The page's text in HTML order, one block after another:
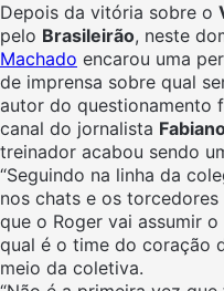
Depois da vitória sobre o
pelo Brasileirão, neste
Machado encarou uma
de imprensa sobre qual
autor do questionamento
canal do jornalista
treinador acabou sendo
“Seguindo na linha da
nos chats e os
que o Roger vai assumir
qual é o time do coração
meio da coletiva.